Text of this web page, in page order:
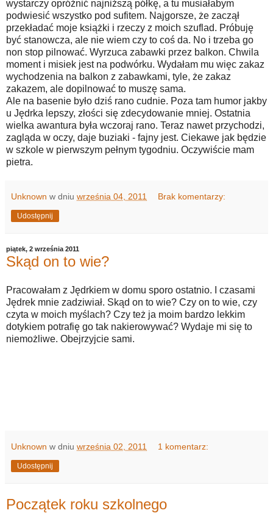
wystarczy opróżnić najniższą półkę, a tu musiałabym
podwiesić wszystko pod sufitem. Najgorsze, że zaczął
przekładać moje książki i rzeczy z moich szuflad. Próbuję
być stanowcza, ale nie wiem czy to coś da. No i trzeba go
non stop pilnować. Wyrzuca zabawki przez balkon. Chwila
moment i misiek jest na podwórku. Wydałam mu więc zakaz
wychodzenia na balkon z zabawkami, tyle, że zakaz
zakazem, ale dopilnować to muszę sama.
Ale na basenie było dziś rano cudnie. Poza tam humor jakby
u Jędrka lepszy, złości się zdecydowanie mniej. Ostatnia
wielka awantura była wczoraj rano. Teraz nawet przychodzi,
zagląda w oczy, daje buziaki - fajny jest. Ciekawe jak będzie
w szkole w pierwszym pełnym tygodniu. Oczywiście mam
pietra.
Unknown w dniu września 04, 2011 Brak komentarzy:
Udostępnij
piątek, 2 września 2011
Skąd on to wie?
Pracowałam z Jędrkiem w domu sporo ostatnio. I czasami
Jędrek mnie zadziwiał. Skąd on to wie? Czy on to wie, czy
czyta w moich myślach? Czy też ja moim bardzo lekkim
dotykiem potrafię go tak nakierowywać? Wydaje mi się to
niemożliwe. Obejrzyjcie sami.
Unknown w dniu września 02, 2011 1 komentarz:
Udostępnij
Początek roku szkolnego